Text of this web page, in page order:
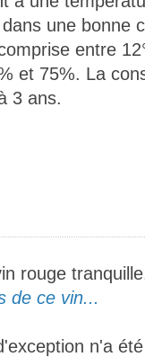
une bonne
entre
et 75%. La
3 ans.
rouge
de ce vin...
n'a